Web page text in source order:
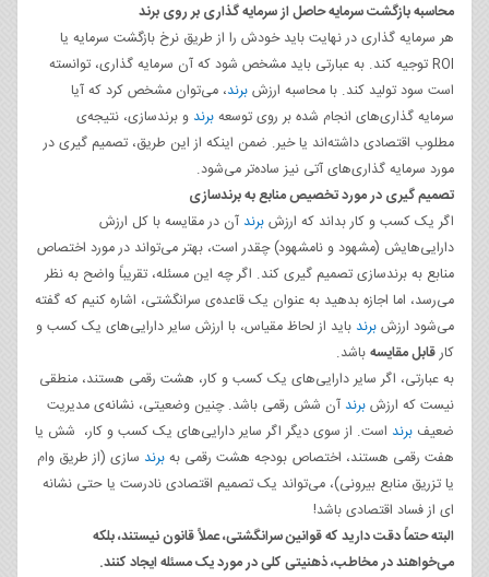
محاسبه بازگشت سرمایه حاصل از سرمایه گذاری بر روی برند
هر سرمایه گذاری در نهایت باید خودش را از طریق نرخ بازگشت سرمایه یا
ROI توجیه کند. به عبارتی باید مشخص شود که آن سرمایه گذاری، توانسته‌
است سود تولید کند. با محاسبه ارزشبرند، می‌توان مشخص کرد که آیا
سرمایه گذاری‌های انجام شده بر روی توسعهبرند و برندسازی، نتیجه‌ی
مطلوب اقتصادی داشته‌اند یا خیر. ضمن اینکه از این طریق، تصمیم گیری در
مورد سرمایه گذاری‌های آتی نیز ساده‌تر می‌شود.
تصمیم گیری در مورد تخصیص منابع به برندسازی
اگر یک کسب و کار بداند که ارزشبرند آن در مقایسه با کل ارزش
دارایی‌هایش (مشهود و نامشهود) چقدر است، بهتر می‌تواند در مورد اختصاص
منابع به برندسازی تصمیم گیری کند. اگر چه این مسئله، تقریباً واضح به نظر
می‌رسد، اما اجازه بدهید به عنوان یک قاعده‌ی سرانگشتی، اشاره کنیم که گفته
می‌شود ارزشبرند باید از لحاظ مقیاس، با ارزش سایر دارایی‌های یک کسب و
کارقابل مقایسهباشد.
به عبارتی، اگر سایر دارایی‌های یک کسب و کار، هشت رقمی هستند، منطقی
نیست که ارزشبرند آن شش رقمی باشد. چنین وضعیتی، نشانه‌ی مدیریت
ضعیف برند است. از سوی دیگر اگر سایر دارایی‌های یک کسب و کار، شش یا
هفت رقمی هستند، اختصاص بودجه هشت رقمی بهبرند سازی (از طریق وام
یا تزریق منابع بیرونی)، می‌تواند یک تصمیم اقتصادی نادرست یا حتی نشانه
ای از فساد اقتصادی باشد!
البته حتماً دقت دارید که قوانین سرانگشتی، عملاً قانون نیستند، بلکه
می‌خواهند در مخاطب، ذهنیتی کلی در مورد یک مسئله ایجاد کنند.